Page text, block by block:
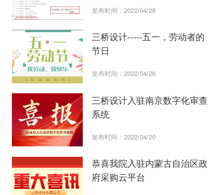
发布时间：2022/04/28
三桥设计-----五一，劳动者的
节日
发布时间：2022/04/26
三桥设计入驻南京数字化审查
系统
发布时间：2022/04/20
恭喜我院入驻内蒙古自治区政
府采购云平台